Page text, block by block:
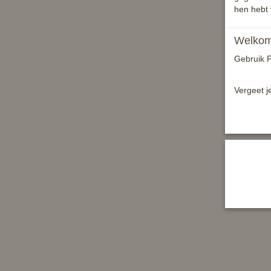
hen hebt
Gebruik
Vergeet